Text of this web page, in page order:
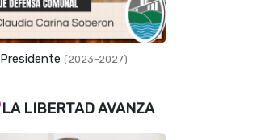
Presidente (2023–2027)
LA LIBERTAD AVANZA